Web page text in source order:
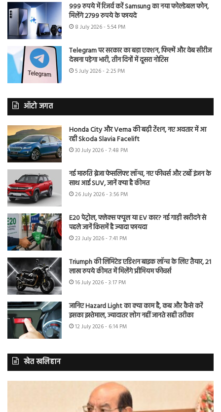
999 रुपये में रिजर्व करें Samsung का नया फोल्डेबल फोन,
मिलेंगे 2799 रुपये के फायदे
8 July 2026 - 5:54 PM
Telegram पर सरकार का बड़ा एक्शन, फिल्में और वेब सीरीज
देखना पड़ेगा भारी, तीन दिनों में दूसरा नोटिस
5 July 2026 - 2:25 PM
ऑटो जगत
Honda City और Verna की बढ़ी टेंशन, नए अवतार में आ
रही Skoda Slavia Facelift
30 July 2026 - 7:48 PM
नई मारुति ब्रेजा फेसलिफ्ट लॉन्च, नए फीचर्स और टर्बो इंजन के
साथ आई SUV, जानें क्या है कीमत
26 July 2026 - 3:56 PM
E20 पेट्रोल, फ्लेक्स फ्यूल या EV कार? नई गाड़ी खरीदने से
पहले जानें किसमें है ज्यादा फायदा
23 July 2026 - 7:41 PM
Triumph की लिमिटेड एडिशन बाइक लॉन्च के लिए तैयार, 21
लाख रुपये कीमत में मिलेंगे प्रीमियम फीचर्स
16 July 2026 - 3:17 PM
जानिए Hazard Light का क्या काम है, कब और कैसे करें
इसका इस्तेमाल, ज्यादातर लोग नहीं जानते सही तरीका
12 July 2026 - 6:14 PM
खेत खलिहान